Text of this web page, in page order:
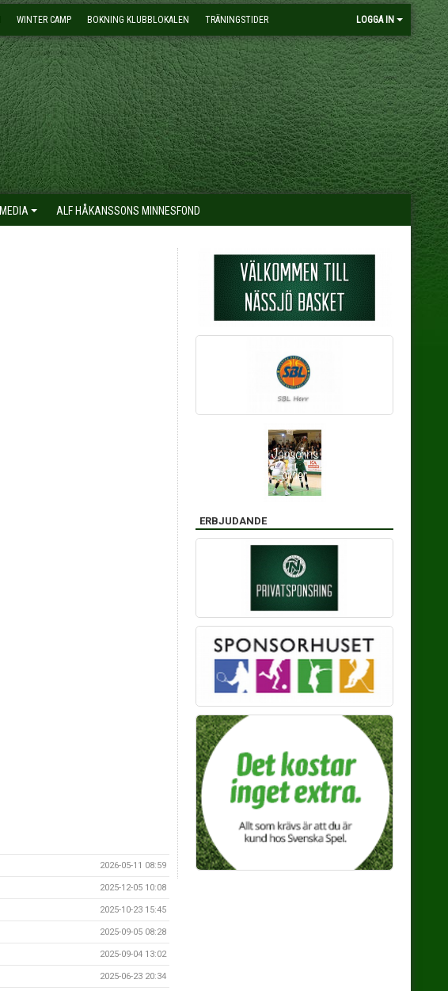
WINTER CAMP BOKNING KLUBBLOKALEN TRÄNINGSTIDER LOGGA IN
MEDIA ALF HÅKANSSONS MINNESFOND
2026-05-11 08:59
2025-12-05 10:08
2025-10-23 15:45
2025-09-05 08:28
2025-09-04 13:02
2025-06-23 20:34
ERBJUDANDE